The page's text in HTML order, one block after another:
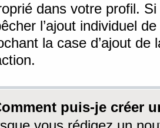
dans votre profil.
l’ajout individuel
la case d’ajout
puis-je créer